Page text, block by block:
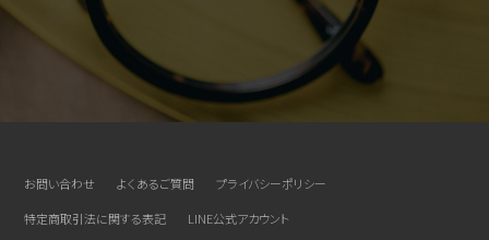
お問い合わせ よくあるご質問
プライバシーポリシー
特定商取引法に関する表記
LINE公式アカウント